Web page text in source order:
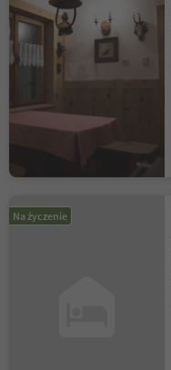
Na życzenie